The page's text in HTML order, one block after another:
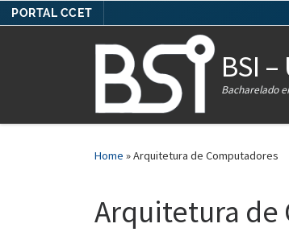
PORTAL CCET
Skip to content
BSI
Bacharelado
Home »Arquitetura de Computadores
Arquitetura de